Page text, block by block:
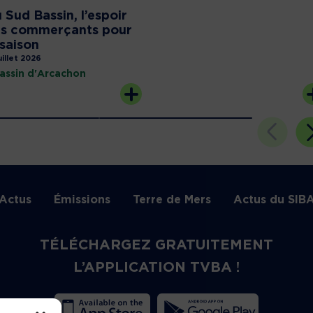
Sud Bassin, l’espoir
commerçants pour
2026
d'Arcachon
Actus Émissions Terre de Mers Actus du
TÉLÉCHARGEZ GRATUITEMENT
L’APPLICATION TVBA !